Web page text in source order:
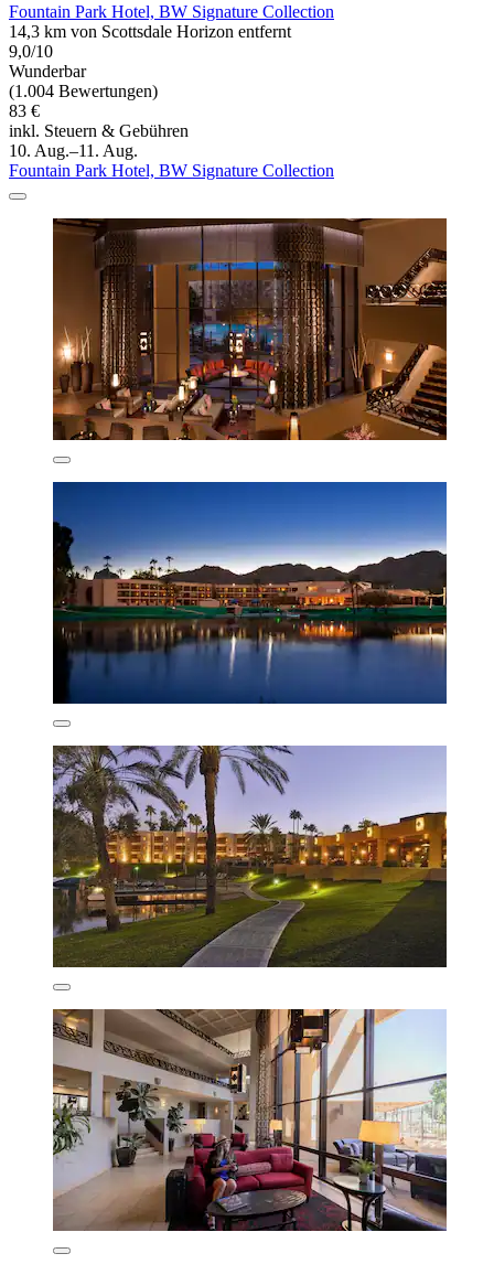
Fountain Park Hotel, BW Signature Collection
14,3 km von Scottsdale Horizon entfernt
9,0/10
Wunderbar
(1.004 Bewertungen)
83 €
inkl. Steuern & Gebühren
10. Aug.–11. Aug.
Fountain Park Hotel, BW Signature Collection